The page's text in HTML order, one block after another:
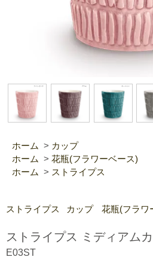
ホーム > カップ
ホーム > 花瓶(フラワーベース)
ホーム > ストライプス
ストライプス カップ 花瓶(フラワ
ストライプス ミディアム
E03ST